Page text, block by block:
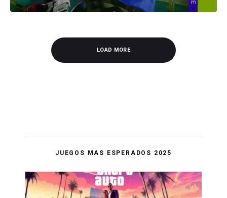
LOAD MORE
JUEGOS MAS ESPERADOS 2025